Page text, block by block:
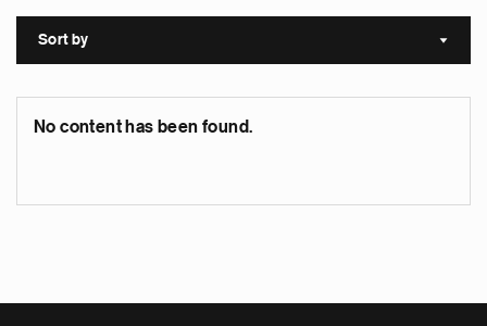
Sort by Sort
No content has been found.